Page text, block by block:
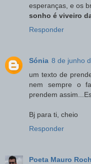
esperanças, e os
sonho é viveiro
Responder
Sónia 8 de junho
um texto de
nem sempre o
prendem
Bj para ti, cheio
Responder
Poeta Mauro